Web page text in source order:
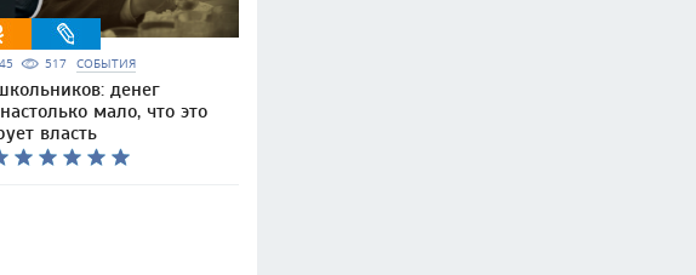
517 СОБЫТИЯ
денег
мало, что это
власть